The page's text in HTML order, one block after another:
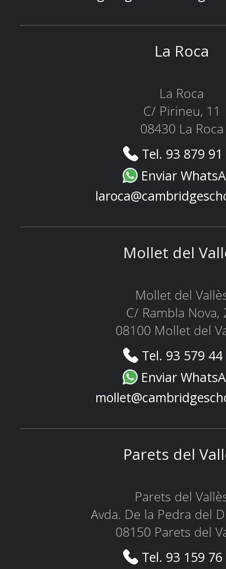
La Roca
La Roca
C/ Pirineu, 11
08430 La Roca
Tel. 93 879
Enviar
Mollet del
Mollet del
C/ Rambla Nova,
08100 Mollet del
Tel. 93 579
Enviar
Parets del
Parets del
Avda. De la Pedra del
08150 Parets del
Tel. 93 159